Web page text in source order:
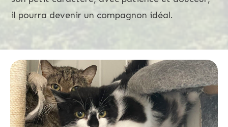
il pourra devenir un compagnon idéal.